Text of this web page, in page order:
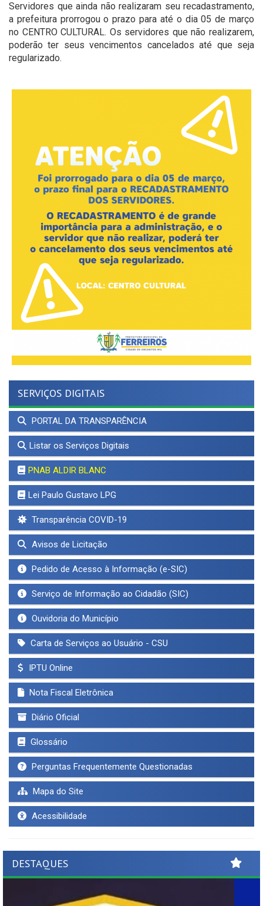
Servidores que ainda não realizaram seu recadastramento,
a prefeitura prorrogou o prazo para até o dia 05 de março
no CENTRO CULTURAL. Os servidores que não realizarem,
poderão ter seus vencimentos cancelados até que seja
regularizado.
SERVIÇOS DIGITAIS
PORTAL DA TRANSPARÊNCIA
Listar os Serviços Digitais
PNAB ALDIR BLANC
Lei Paulo Gustavo LPG
Transparência COVID-19
Avisos de Licitação
Pedido de Acesso à Informação (e-SIC)
Serviço de Informação ao Cidadão (SIC)
Ouvidoria do Município
Carta de Serviços ao Usuário - CSU
IPTU Online
Nota Fiscal Eletrônica
Diário Oficial
Glossário
Perguntas Frequentemente Questionadas
Mapa do Site
Acessibilidade
DESTAQUES